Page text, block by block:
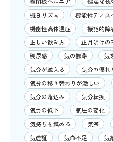
概日リズム
機能性ディス
機能性高体温症
機能的障
正しい飲み方
正月明けの
残尿感
気の鬱滞 気
気分が滅入る
気分の優れ
気分の移り替わりが激しい
気分の落込み
気分転換
気力の低下
気圧の変化
気持ちを鎮める
気滞
気虚証
気血不足 気